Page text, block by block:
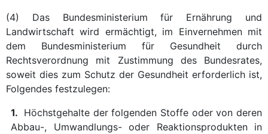
(4) Das Bundesministerium für Ernährung und
Landwirtschaft wird ermächtigt, im Einvernehmen mit
dem Bundesministerium für Gesundheit durch
Rechtsverordnung mit Zustimmung des Bundesrates,
soweit dies zum Schutz der Gesundheit erforderlich ist,
Folgendes festzulegen:
1. Höchstgehalte der folgenden Stoffe oder von deren
Abbau-, Umwandlungs- oder Reaktionsprodukten in